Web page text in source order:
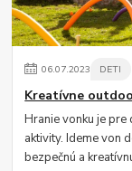
06.07.2023 DETI
Kreatívne
Hranie vonku je
aktivity. Ideme von
bezpečnú a